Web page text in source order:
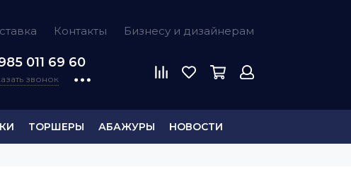
Контакты Бизнесу и дизайнерам
011 69 60
звонок
ТОРШЕРЫ АБАЖУРЫ НОВОСТИ